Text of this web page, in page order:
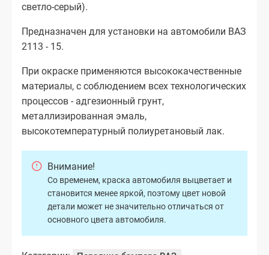
светло-серый).
Предназначен для установки на автомобили ВАЗ
2113 - 15.
При окраске применяются высококачественные
материалы, с соблюдением всех технологических
процессов - адгезионный грунт,
металлизированная эмаль,
высокотемпературный полиуретановый лак.
Внимание!
Со временем, краска автомобиля выцветает и
становится менее яркой, поэтому цвет новой
детали может не значительно отличаться от
основного цвета автомобиля.